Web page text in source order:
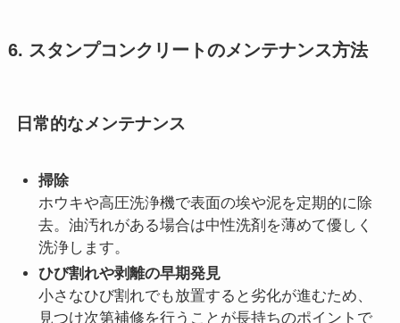
6. スタンプコンクリートのメンテナンス方法
日常的なメンテナンス
掃除
ホウキや高圧洗浄機で表面の埃や泥を定期的に除
去。油汚れがある場合は中性洗剤を薄めて優しく
洗浄します。
ひび割れや剥離の早期発見
小さなひび割れでも放置すると劣化が進むため、
見つけ次第補修を行うことが長持ちのポイントで